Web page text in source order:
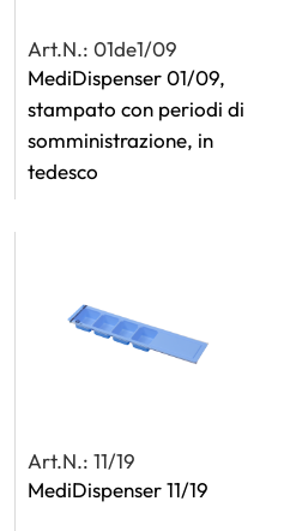
Art.N.: 01de1/09
MediDispenser 01/09,
stampato con periodi di
somministrazione, in
tedesco
Art.N.: 11/19
MediDispenser 11/19